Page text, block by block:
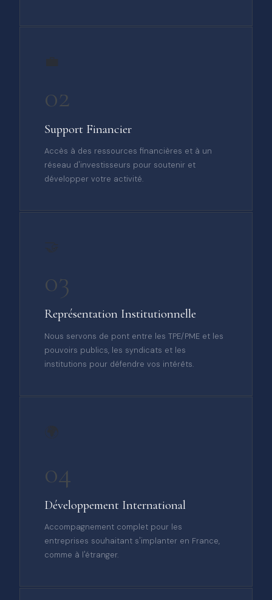
02
Support Financier
Accès à des ressources financières et à un
réseau d'investisseurs pour soutenir et
développer votre activité.
03
Représentation Institutionnelle
Nous servons de pont entre les TPE/PME et les
pouvoirs publics, les syndicats et les
institutions pour défendre vos intérêts.
04
Développement International
Accompagnement complet pour les
entreprises souhaitant s'implanter en France,
comme à l'étranger.